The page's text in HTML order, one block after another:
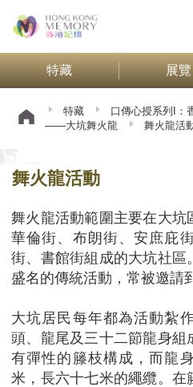
特藏 展覽
特藏 口傳心授系列I：
——大坑舞火龍
舞火龍活
舞火龍活動
舞火龍活動範圍主要在大坑
華倫街、布朗街、安庶庇
街、書館街組成的大坑社區
盛名的傳統活動，常被邀請
大坑居民每年都為活動紮
頭、龍尾及三十二節龍身組
有彈性的籐枝構成，而龍
米，長六十七米的繩纜。在